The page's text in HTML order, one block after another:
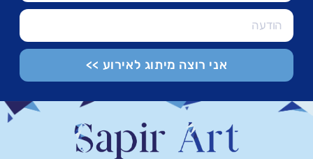
אני רוצה מיתוג לאירוע >>